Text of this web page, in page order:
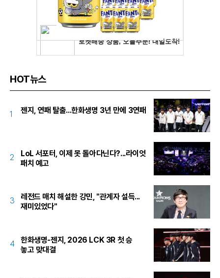
HOT뉴스
1 젠지, 연패 탈출...한화생명 3년 만에 3연패
2
LoL 서포터, 이제 못 돌아다닌다?...라이엇
패치 예고
3
레전드 매치 해설한 강민, "관계자 설득...
재미있었다"
4
한화생명-젠지, 2026 LCK 3R 첫 승
놓고 맞대결